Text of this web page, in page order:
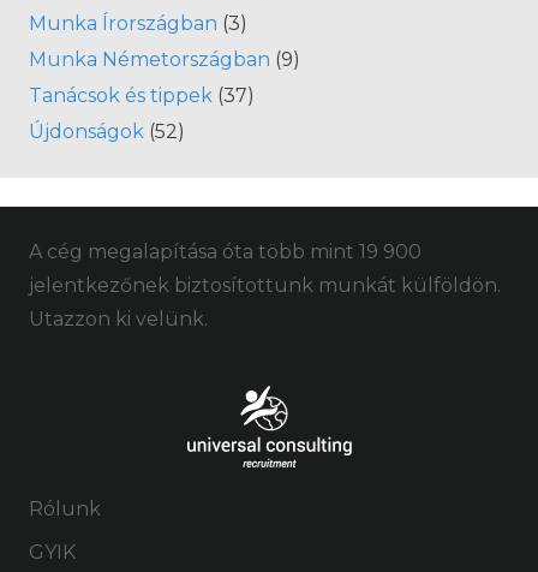
Munka Írországban (3)
Munka Németországban (9)
Tanácsok és tippek (37)
Újdonságok (52)
A cég megalapítása óta több mint 19 900
jelentkezőnek biztosítottunk munkát külföldön.
Utazzon ki velünk.
Rólunk
GYIK